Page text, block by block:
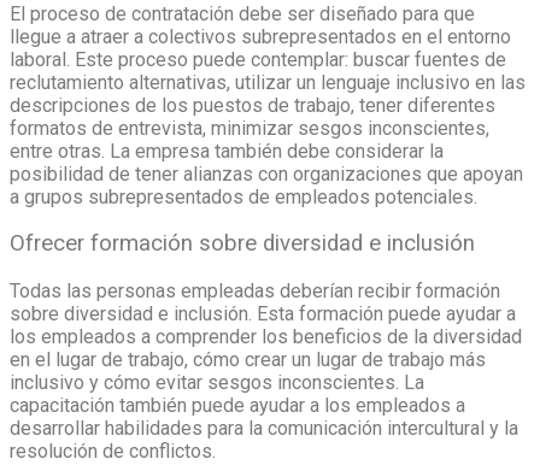
El proceso de contratación debe ser diseñado para que
llegue a atraer a colectivos subrepresentados en el entorno
laboral. Este proceso puede contemplar: buscar fuentes de
reclutamiento alternativas, utilizar un lenguaje inclusivo en las
descripciones de los puestos de trabajo, tener diferentes
formatos de entrevista, minimizar sesgos inconscientes,
entre otras. La empresa también debe considerar la
posibilidad de tener alianzas con organizaciones que apoyan
a grupos subrepresentados de empleados potenciales.
Ofrecer formación sobre diversidad e inclusión
Todas las personas empleadas deberían recibir formación
sobre diversidad e inclusión. Esta formación puede ayudar a
los empleados a comprender los beneficios de la diversidad
en el lugar de trabajo, cómo crear un lugar de trabajo más
inclusivo y cómo evitar sesgos inconscientes. La
capacitación también puede ayudar a los empleados a
desarrollar habilidades para la comunicación intercultural y la
resolución de conflictos.